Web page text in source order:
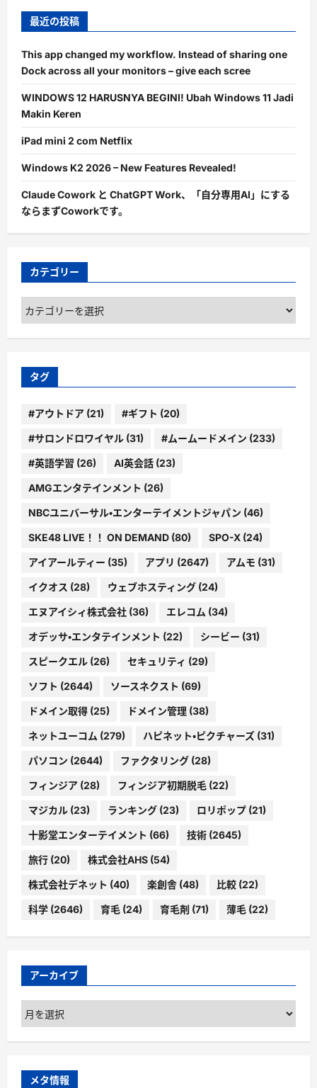
最近の投稿
This app changed my workflow. Instead of sharing one
Dock across all your monitors – give each scree
WINDOWS 12 HARUSNYA BEGINI! Ubah Windows 11 Jadi
Makin Keren
iPad mini 2 com Netflix
Windows K2 2026 – New Features Revealed!
Claude Cowork と ChatGPT Work、「自分専用AI」にする
ならまずCoworkです。
カテゴリー
カ
ゴ
ー
タグ
#アウトドア (21) #ギフト (20)
#サロンドロワイヤル (31) #ムームードメイン (233)
#英語学習 (26) AI英会話 (23)
AMGエンタテインメント (26)
NBCユニバーサル・エンターテイメントジャパン (46)
SKE48 LIVE！！ ON DEMAND (80) SPO-X (24)
アイアールティー (35) アプリ (2647) アムモ (31)
イクオス (28) ウェブホスティング (24)
エヌアイシィ株式会社 (36) エレコム (34)
オデッサ・エンタテインメント (22) シービー (31)
スピークエル (26) セキュリティ (29)
ソフト (2644) ソースネクスト (69)
ドメイン取得 (25) ドメイン管理 (38)
ネットユーコム (279) ハピネット・ピクチャーズ (31)
パソコン (2644) ファクタリング (28)
フィンジア (28) フィンジア初期脱毛 (22)
マジカル (23) ランキング (23) ロリポップ (21)
十影堂エンターテイメント (66) 技術 (2645)
旅行 (20) 株式会社AHS (54)
株式会社デネット (40) 楽創舎 (48) 比較 (22)
科学 (2646) 育毛 (24) 育毛剤 (71) 薄毛 (22)
アーカイブ
ア
ー
カ
ブ
メタ情報